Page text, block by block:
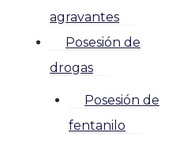
agravantes
Posesión de
drogas
Posesión de
fentanilo